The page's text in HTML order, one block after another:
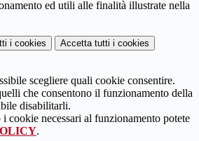
ed utili alle finalità illustrate nella
i cookies Accetta tutti i cookies
scegliere quali cookie consentire.
che consentono il funzionamento della
disabilitarli.
cookie necessari al funzionamento potete
.